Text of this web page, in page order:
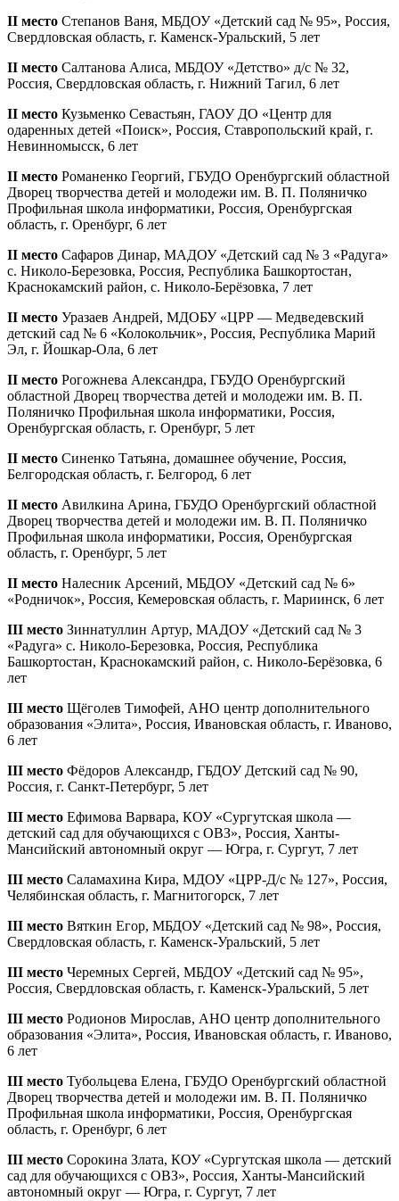
II место Степанов Ваня, МБДОУ «Детский сад № 95», Россия,
Свердловская область, г. Каменск-Уральский, 5 лет
II место Салтанова Алиса, МБДОУ «Детство» д/c № 32,
Россия, Свердловская область, г. Нижний Тагил, 6 лет
II место Кузьменко Севастьян, ГАОУ ДО «Центр для
одаренных детей «Поиск», Россия, Ставропольский край, г.
Невинномысск, 6 лет
II место Романенко Георгий, ГБУДО Оренбургский областной
Дворец творчества детей и молодежи им. В. П. Поляничко
Профильная школа информатики, Россия, Оренбургская
область, г. Оренбург, 6 лет
II место Сафаров Динар, МАДОУ «Детский сад № 3 «Радуга»
с. Николо-Березовка, Россия, Республика Башкортостан,
Краснокамский район, с. Николо-Берёзовка, 7 лет
II место Уразаев Андрей, МДОБУ «ЦРР — Медведевский
детский сад № 6 «Колокольчик», Россия, Республика Марий
Эл, г. Йошкар-Ола, 6 лет
II место Рогожнева Александра, ГБУДО Оренбургский
областной Дворец творчества детей и молодежи им. В. П.
Поляничко Профильная школа информатики, Россия,
Оренбургская область, г. Оренбург, 5 лет
II место Синенко Татьяна, домашнее обучение, Россия,
Белгородская область, г. Белгород, 6 лет
II место Авилкина Арина, ГБУДО Оренбургский областной
Дворец творчества детей и молодежи им. В. П. Поляничко
Профильная школа информатики, Россия, Оренбургская
область, г. Оренбург, 5 лет
II место Налесник Арсений, МБДОУ «Детский сад № 6»
«Родничок», Россия, Кемеровская область, г. Мариинск, 6 лет
III место Зиннатуллин Артур, МАДОУ «Детский сад № 3
«Радуга» с. Николо-Березовка, Россия, Республика
Башкортостан, Краснокамский район, с. Николо-Берёзовка, 6
лет
III место Щёголев Тимофей, АНО центр дополнительного
образования «Элита», Россия, Ивановская область, г. Иваново,
6 лет
III место Фёдоров Александр, ГБДОУ Детский сад № 90,
Россия, г. Санкт-Петербург, 5 лет
III место Ефимова Варвара, КОУ «Сургутская школа —
детский сад для обучающихся с ОВЗ», Россия, Ханты-
Мансийский автономный округ — Югра, г. Сургут, 7 лет
III место Саламахина Кира, МДОУ «ЦРР-Д/с № 127», Россия,
Челябинская область, г. Магнитогорск, 7 лет
III место Вяткин Егор, МБДОУ «Детский сад № 98», Россия,
Свердловская область, г. Каменск-Уральский, 5 лет
III место Черемных Сергей, МБДОУ «Детский сад № 95»,
Россия, Свердловская область, г. Каменск-Уральский, 5 лет
III место Родионов Мирослав, АНО центр дополнительного
образования «Элита», Россия, Ивановская область, г. Иваново,
6 лет
III место Тубольцева Елена, ГБУДО Оренбургский областной
Дворец творчества детей и молодежи им. В. П. Поляничко
Профильная школа информатики, Россия, Оренбургская
область, г. Оренбург, 6 лет
III место Сорокина Злата, КОУ «Сургутская школа — детский
сад для обучающихся с ОВЗ», Россия, Ханты-Мансийский
автономный округ — Югра, г. Сургут, 7 лет